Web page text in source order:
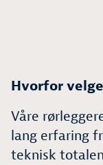
Hvorfor
Våre
lang erfaring
teknisk